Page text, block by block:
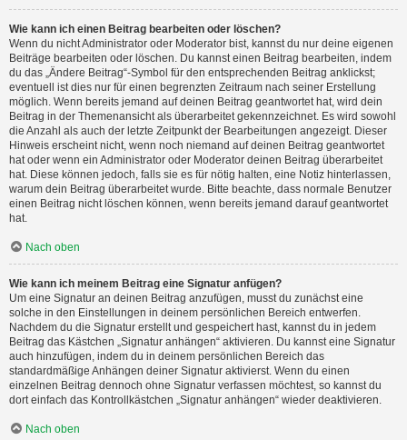
Wie kann ich einen Beitrag bearbeiten oder löschen?
Wenn du nicht Administrator oder Moderator bist, kannst du nur deine eigenen
Beiträge bearbeiten oder löschen. Du kannst einen Beitrag bearbeiten, indem
du das „Ändere Beitrag“-Symbol für den entsprechenden Beitrag anklickst;
eventuell ist dies nur für einen begrenzten Zeitraum nach seiner Erstellung
möglich. Wenn bereits jemand auf deinen Beitrag geantwortet hat, wird dein
Beitrag in der Themenansicht als überarbeitet gekennzeichnet. Es wird sowohl
die Anzahl als auch der letzte Zeitpunkt der Bearbeitungen angezeigt. Dieser
Hinweis erscheint nicht, wenn noch niemand auf deinen Beitrag geantwortet
hat oder wenn ein Administrator oder Moderator deinen Beitrag überarbeitet
hat. Diese können jedoch, falls sie es für nötig halten, eine Notiz hinterlassen,
warum dein Beitrag überarbeitet wurde. Bitte beachte, dass normale Benutzer
einen Beitrag nicht löschen können, wenn bereits jemand darauf geantwortet
hat.
Nach oben
Wie kann ich meinem Beitrag eine Signatur anfügen?
Um eine Signatur an deinen Beitrag anzufügen, musst du zunächst eine
solche in den Einstellungen in deinem persönlichen Bereich entwerfen.
Nachdem du die Signatur erstellt und gespeichert hast, kannst du in jedem
Beitrag das Kästchen „Signatur anhängen“ aktivieren. Du kannst eine Signatur
auch hinzufügen, indem du in deinem persönlichen Bereich das
standardmäßige Anhängen deiner Signatur aktivierst. Wenn du einen
einzelnen Beitrag dennoch ohne Signatur verfassen möchtest, so kannst du
dort einfach das Kontrollkästchen „Signatur anhängen“ wieder deaktivieren.
Nach oben